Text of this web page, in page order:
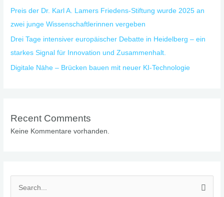
Preis der Dr. Karl A. Lamers Friedens-Stiftung wurde 2025 an
zwei junge Wissenschaftlerinnen vergeben
Drei Tage intensiver europäischer Debatte in Heidelberg – ein
starkes Signal für Innovation und Zusammenhalt.
Digitale Nähe – Brücken bauen mit neuer KI-Technologie
Recent Comments
Keine Kommentare vorhanden.